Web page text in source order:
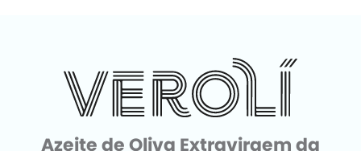
Azeite de Oliva Extravirgem da